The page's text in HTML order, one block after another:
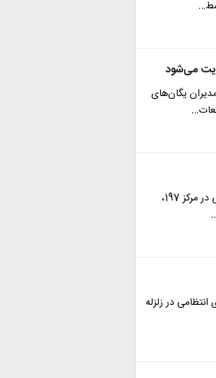
می‌شود
یگان‌های
فرمانده نیروی انتظامی بعد از برگزاری ملاقات‌های مردمی در مرکز 197،
در زلزله